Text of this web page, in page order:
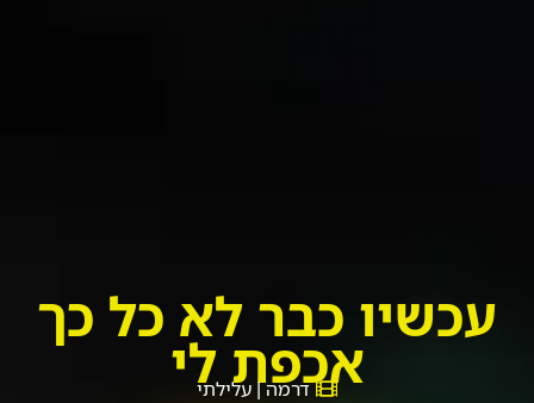
עכשיו כבר לא כל כך
אכפת לי
דרמה | עלילתי